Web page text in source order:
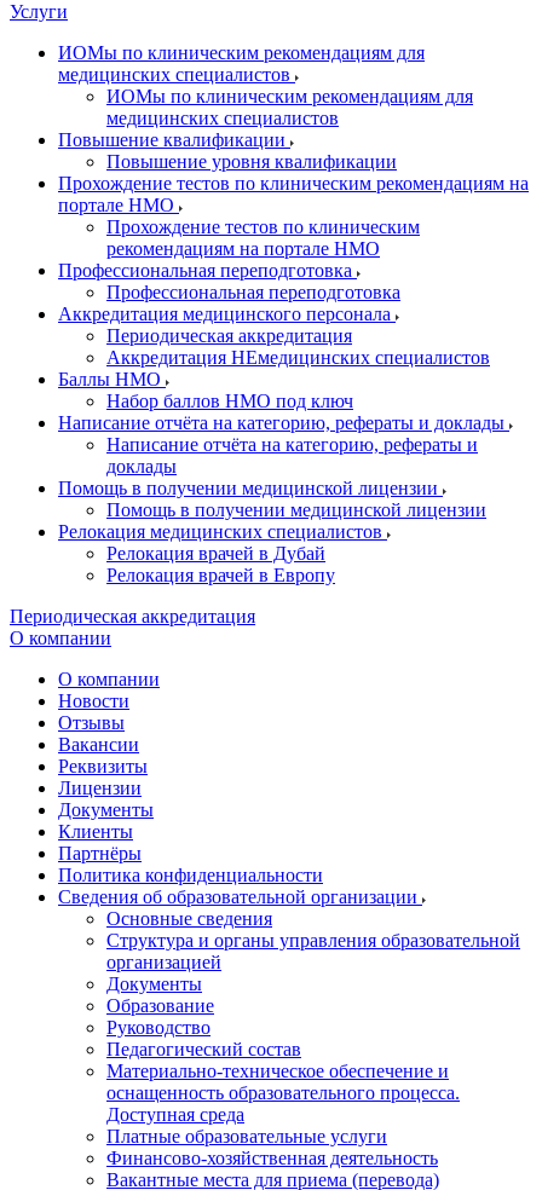
Услуги
ИОМы по клиническим рекомендациям для
медицинских специалистов
ИОМы по клиническим рекомендациям для
медицинских специалистов
Повышение квалификации
Повышение уровня квалификации
Прохождение тестов по клиническим рекомендациям на
портале НМО
Прохождение тестов по клиническим
рекомендациям на портале НМО
Профессиональная переподготовка
Профессиональная переподготовка
Аккредитация медицинского персонала
Периодическая аккредитация
Аккредитация НЕмедицинских специалистов
Баллы НМО
Набор баллов НМО под ключ
Написание отчёта на категорию, рефераты и доклады
Написание отчёта на категорию, рефераты и
доклады
Помощь в получении медицинской лицензии
Помощь в получении медицинской лицензии
Релокация медицинских специалистов
Релокация врачей в Дубай
Релокация врачей в Европу
Периодическая аккредитация
О компании
О компании
Новости
Отзывы
Вакансии
Реквизиты
Лицензии
Документы
Клиенты
Партнёры
Политика конфиденциальности
Сведения об образовательной организации
Основные сведения
Структура и органы управления образовательной
организацией
Документы
Образование
Руководство
Педагогический состав
Материально-техническое обеспечение и
оснащенность образовательного процесса.
Доступная среда
Платные образовательные услуги
Финансово-хозяйственная деятельность
Вакантные места для приема (перевода)